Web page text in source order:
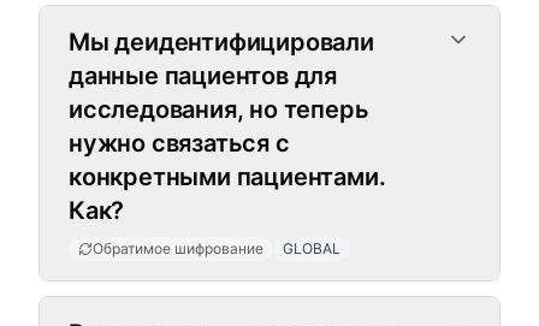
Мы деидентифицировали
данные пациентов для
исследования, но теперь
нужно связаться с
конкретными пациентами.
Как?
Обратимое шифрование GLOBAL